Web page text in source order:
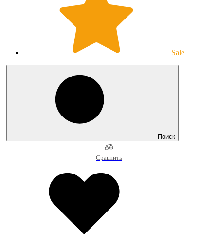
Sale
Поиск
Сравнить